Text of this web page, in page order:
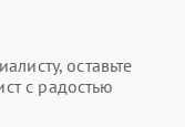
оставьте
с радостью